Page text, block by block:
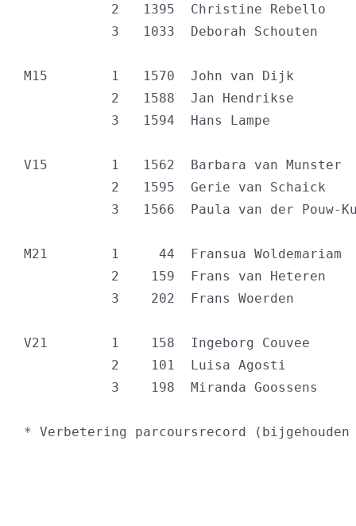
2   1395  Christine Rebello
3   1033  Deborah Schouten
M15        1   1570  John van Dijk
2   1588  Jan Hendrikse
3   1594  Hans Lampe
V15        1   1562  Barbara van
2   1595  Gerie van Schaick
3   1566  Paula van der Pouw-
M21        1     44  Fransua
2    159  Frans van Heteren
3    202  Frans Woerden
V21        1    158  Ingeborg Couvee
2    101  Luisa Agosti
3    198  Miranda Goossens
* Verbetering parcoursrecord (bijgehouden